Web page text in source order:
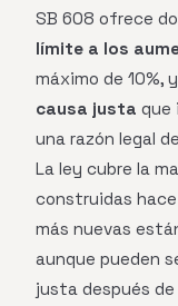
SB 608 ofrece
límite a los
máximo de 10%, y
causa justa que
una razón legal
La ley cubre la
construidas hace
más nuevas
aunque pueden
justa después de